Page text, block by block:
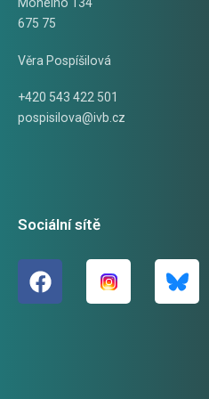
Mohelno 134
675 75
Věra Pospíšilová
+420 543 422 501
pospisilova@ivb.cz
Sociální sítě